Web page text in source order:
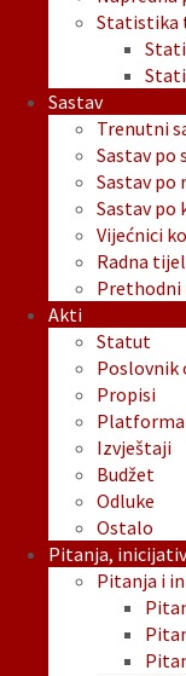
Statistika
Sastav
Trenutni
Sastav po
Sastav
Sastav po
Vijećnici
Radna
Akti
Statut
Poslovnik
Propisi
Platforma
Izvještaji
Budžet
Odluke
Ostalo
Pitanja,
Pitanja i